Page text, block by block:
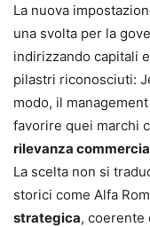
La nuova
una svolta per la
indirizzando capitali
pilastri riconosciuti:
modo, il
favorire quei marchi
rilevanza
La scelta non si
storici come Alfa
strategica, coerente